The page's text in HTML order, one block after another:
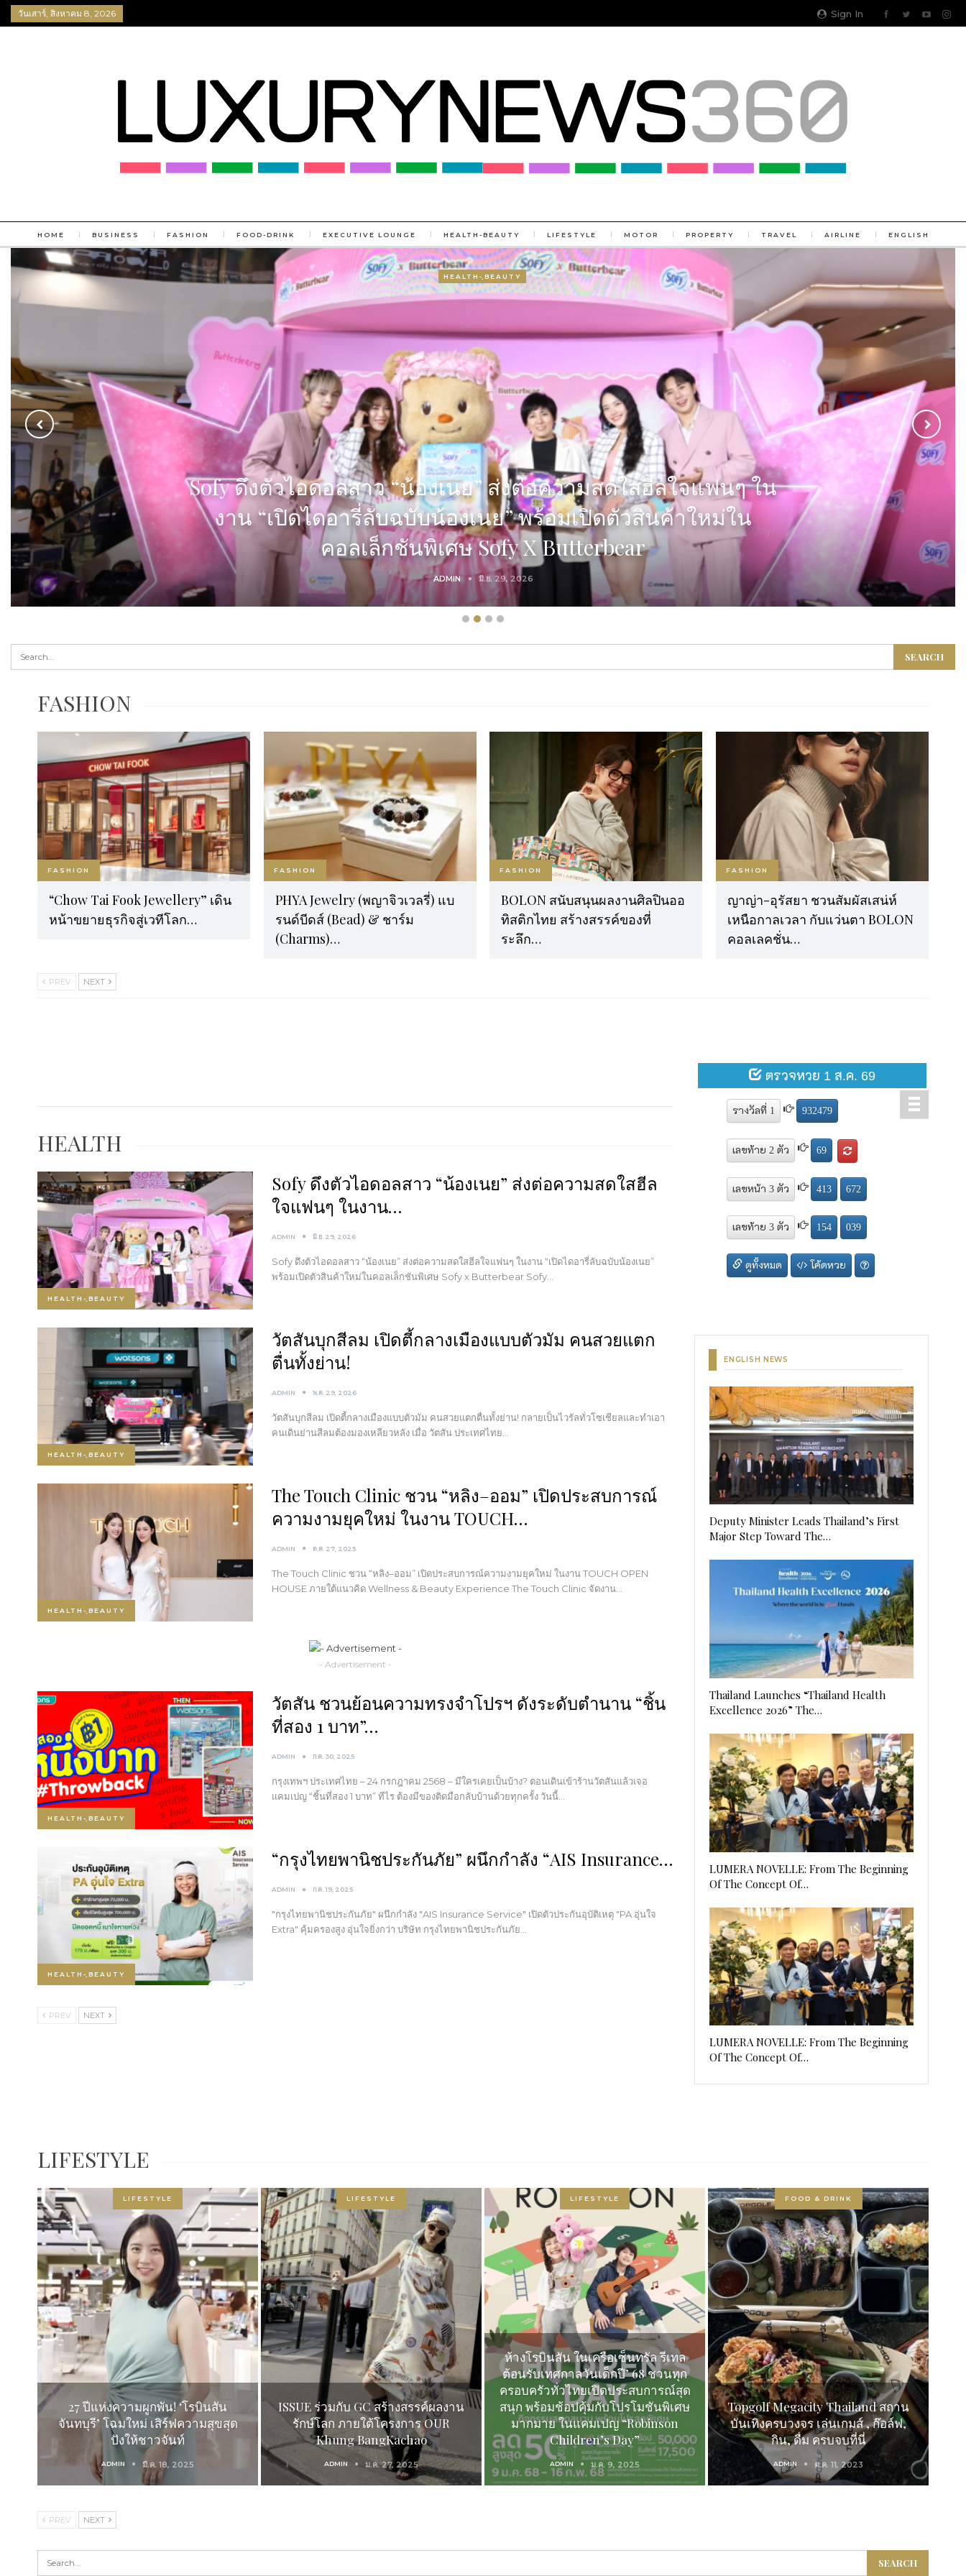
Sign In
วันเสาร์, สิงหาคม 8, 2026
HOME BUSINESS FASHION FOOD-DRINK EXECUTIVE LOUNGE HEALTH-BEAUTY LIFESTYLE MOTOR PROPERTY TRAVEL AIRLINE ENGLISH
MORE
FOOD & DRINK
HEALTH-ฺBEAUTY
HEALTH-ฺBEAUTY
วัตสันบุกสีลม เปิดตี้กลางเมืองแบบตัวมัม คนสวยแตกตื่นทั้งย่าน!
ADMIN พ.ค. 29, 2026
FOOD & DRINK
FASHION
FASHION
“Chow Tai Fook Jewellery” เดิน
หน้าขยายธุรกิจสู่เวทีโลก…
FASHION
PHYA Jewelry (พญาจิวเวลรี่) แบ
รนด์บีดส์ (Bead) & ชาร์ม
(Charms)…
FASHION
BOLON สนับสนุนผลงานศิลปินออ
ทิสติกไทย สร้างสรรค์ของที่
ระลึก…
FASHION
ญาญ่า-อุรัสยา ชวนสัมผัสเสน่ห์
เหนือกาลเวลา กับแว่นตา BOLON
คอลเลคชั่น…
PREV NEXT
HEALTH
HEALTH-ฺBEAUTY
Sofy ดึงตัวไอดอลสาว “น้องเนย” ส่งต่อความสดใสฮีล
ใจแฟนๆ ในงาน…
ADMIN มิ.ย. 29, 2026
Sofy ดึงตัวไอดอลสาว “น้องเนย” ส่งต่อความสดใสฮีลใจแฟนๆ ในงาน “เปิดไดอารี่ลับฉบับน้องเนย”
พร้อมเปิดตัวสินค้าใหม่ในคอลเล็กชันพิเศษ Sofy x Butterbear Sofy…
HEALTH-ฺBEAUTY
วัตสันบุกสีลม เปิดตี้กลางเมืองแบบตัวมัม คนสวยแตก
ตื่นทั้งย่าน!
ADMIN พ.ค. 29, 2026
วัตสันบุกสีลม เปิดตี้กลางเมืองแบบตัวมัม คนสวยแตกตื่นทั้งย่าน! กลายเป็นไวรัลทั่วโซเชียลและทำเอา
คนเดินย่านสีลมต้องมองเหลียวหลัง เมื่อ วัตสัน ประเทศไทย…
HEALTH-ฺBEAUTY
The Touch Clinic ชวน “หลิง–ออม” เปิดประสบการณ์
ความงามยุคใหม่ ในงาน TOUCH…
ADMIN ต.ค. 27, 2025
The Touch Clinic ชวน “หลิง–ออม” เปิดประสบการณ์ความงามยุคใหม่ ในงาน TOUCH OPEN
HOUSE ภายใต้แนวคิด Wellness & Beauty Experience The Touch Clinic จัดงาน…
- Advertisement -
HEALTH-ฺBEAUTY
วัตสัน ชวนย้อนความทรงจำโปรฯ ดังระดับตำนาน “ชิ้น
ที่สอง 1 บาท”…
ADMIN ก.ค. 30, 2025
กรุงเทพฯ ประเทศไทย – 24 กรกฎาคม 2568 – มีใครเคยเป็นบ้าง? ตอนเดินเข้าร้านวัตสันแล้วเจอ
แคมเปญ “ชิ้นที่สอง 1 บาท” ทีไร ต้องมีของติดมือกลับบ้านด้วยทุกครั้ง วันนี้…
HEALTH-ฺBEAUTY
“กรุงไทยพานิชประกันภัย” ผนึกกำลัง “AIS Insurance…
ADMIN ก.ค. 19, 2025
"กรุงไทยพานิชประกันภัย" ผนึกกำลัง "AIS Insurance Service" เปิดตัวประกันอุบัติเหตุ "PA อุ่นใจ
Extra" คุ้มครองสูง อุ่นใจยิ่งกว่า บริษัท กรุงไทยพานิชประกันภัย…
PREV NEXT
ENGLISH NEWS
Deputy Minister Leads Thailand’s First
Major Step Toward The…
Thailand Launches “Thailand Health
Excellence 2026” The…
LUMERA NOVELLE: From The Beginning
Of The Concept Of…
LUMERA NOVELLE: From The Beginning
Of The Concept Of…
LIFESTYLE
LIFESTYLE
27 ปีแห่งความผูกพัน! ‘โรบินสัน
จันทบุรี’ โฉมใหม่ เสิร์ฟความสุขสุด
ปังให้ชาวจันท์
ADMIN มี.ค. 18, 2025
LIFESTYLE
ISSUE ร่วมกับ GC สร้างสรรค์ผลงาน
รักษ์โลก ภายใต้โครงการ OUR
Khung BangKachao
ADMIN ม.ค. 27, 2025
LIFESTYLE
ห้างโรบินสัน ในเครือเซ็นทรัล รีเทล
ต้อนรับเทศกาลวันเด็กปี’ 68 ชวนทุก
ครอบครัวทั่วไทยเปิดประสบการณ์สุด
สนุก พร้อมช้อปคุ้มกับโปรโมชันพิเศษ
มากมาย ในแคมเปญ “Robinson
Children’s Day”
ADMIN ม.ค. 9, 2025
FOOD & DRINK
Topgolf Megacity Thailand สถาน
บันเทิงครบวงจร เล่นเกมส์ , ก๊อล์ฟ,
กิน, ดื่ม ครบจบที่นี่
ADMIN ต.ค. 11, 2023
PREV NEXT